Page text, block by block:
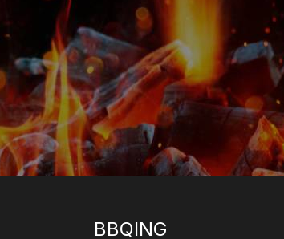
BBQING